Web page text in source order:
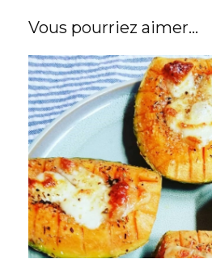
Vous pourriez aimer...